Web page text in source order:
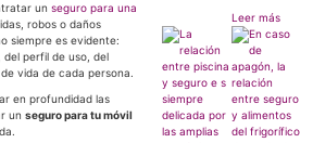
un seguro para una
robos o daños
siempre es evidente:
perfil de uso, del
vida de cada persona.
en profundidad las
un seguro para tu móvil
Leer más